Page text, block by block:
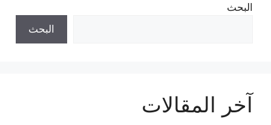
البحث
البحث
آخر المقالات